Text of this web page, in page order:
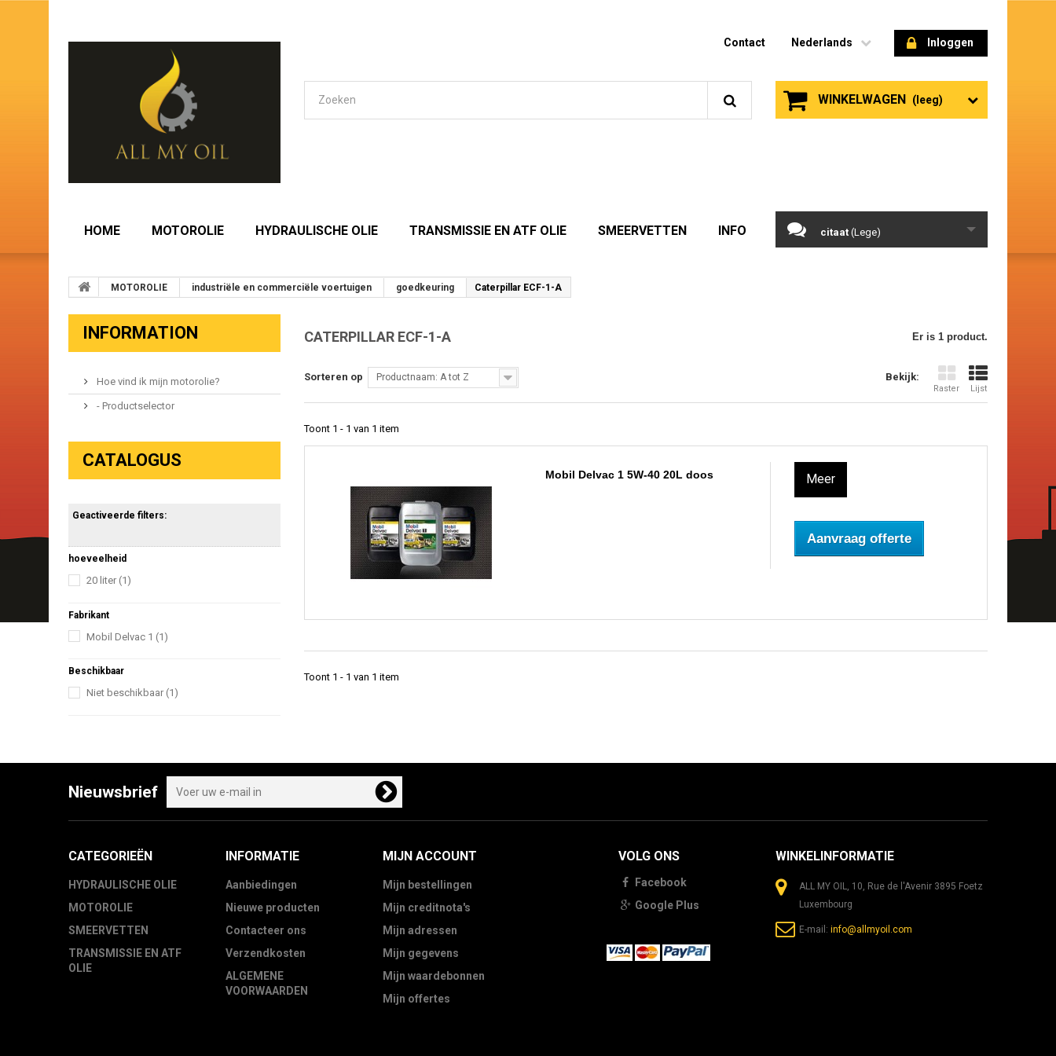
Inloggen
Nederlands
Contact
WINKELWAGEN (leeg)
HOME MOTOROLIE HYDRAULISCHE OLIE TRANSMISSIE EN ATF OLIE SMEERVETTEN INFO citaat (Lege)
MOTOROLIE industriële en commerciële voertuigen goedkeuring Caterpillar ECF-1-A
INFORMATION
Hoe vind ik mijn motorolie?
- Productselector
CATALOGUS
Geactiveerde filters:
hoeveelheid
20 liter (1)
Fabrikant
Mobil Delvac 1 (1)
Beschikbaar
Niet beschikbaar (1)
CATERPILLAR ECF-1-A Er is 1 product.
Bekijk:
Raster Lijst
Sorteren op Productnaam: A tot Z
Toont 1 - 1 van 1 item
Mobil Delvac 1 5W-40 20L doos Meer
Aanvraag offerte
Toont 1 - 1 van 1 item
Nieuwsbrief
CATEGORIEËN
HYDRAULISCHE OLIE
MOTOROLIE
SMEERVETTEN
TRANSMISSIE EN ATF
OLIE
INFORMATIE
Aanbiedingen
Nieuwe producten
Contacteer ons
Verzendkosten
ALGEMENE
VOORWAARDEN
MIJN ACCOUNT
Mijn bestellingen
Mijn creditnota's
Mijn adressen
Mijn gegevens
Mijn waardebonnen
Mijn offertes
VOLG ONS
Facebook
Google Plus
WINKELINFORMATIE
ALL MY OIL, 10, Rue de l'Avenir 3895 Foetz
Luxembourg
E-mail: info@allmyoil.com